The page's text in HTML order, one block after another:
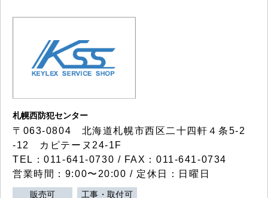
札幌西防犯センター
〒063-0804 北海道札幌市西区二十四軒４条5-2
-12 カピテーヌ24-1F
TEL：011-641-0730 / FAX：011-641-0734
営業時間：9:00〜20:00 / 定休日：日曜日
販売可 工事・取付可